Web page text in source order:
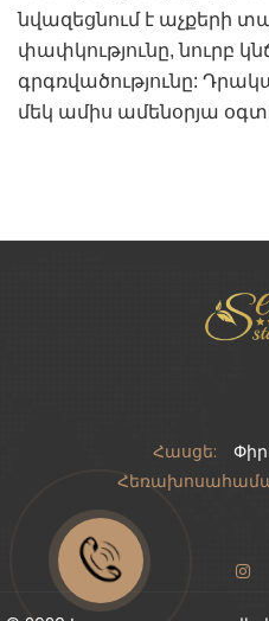
նվազեցնում է աչքերի
փափկությունը, նուրբ
գրգռվածությունը:
մեկ ամիս ամենօրյա
Հասցե: